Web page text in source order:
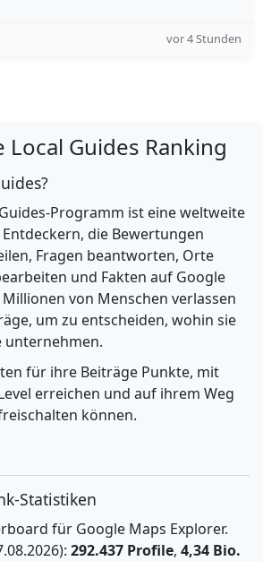
vor 4 Stunden
Local Guides Ranking
Programm ist eine weltweite
die Bewertungen
Fragen beantworten, Orte
und Fakten auf Google
von Menschen verlassen
um zu entscheiden, wohin sie
unternehmen.
für ihre Beiträge Punkte, mit
erreichen und auf ihrem Weg
können.
Statistiken
für Google Maps Explorer.
292.437 Profile, 4,34 Bio.